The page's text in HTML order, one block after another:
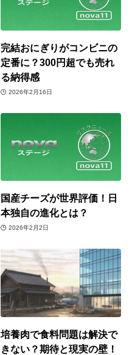
完結おにぎりがコンビニの
定番に？300円超でも売れ
る納得感
2026年2月16日
国産チーズが世界評価！日
本独自の進化とは？
2026年2月2日
培養肉で食料問題は解決で
きない？期待と現実の壁！